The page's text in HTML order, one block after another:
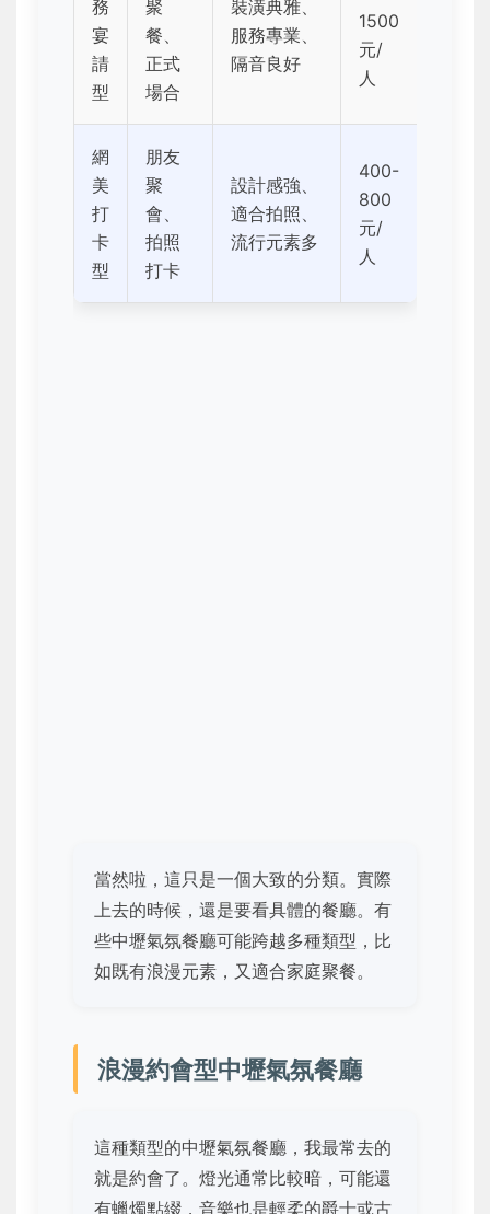
務
宴
請
型
聚
餐、
正式
場合
裝潢典雅、
服務專業、
隔音良好
1500
元/
人
網
美
打
卡
型
朋友
聚
會、
拍照
打卡
設計感強、
適合拍照、
流行元素多
400-
800
元/
人
當然啦，這只是一個大致的分類。實際
上去的時候，還是要看具體的餐廳。有
些中壢氣氛餐廳可能跨越多種類型，比
如既有浪漫元素，又適合家庭聚餐。
浪漫約會型中壢氣氛餐廳
這種類型的中壢氣氛餐廳，我最常去的
就是約會了。燈光通常比較暗，可能還
有蠟燭點綴，音樂也是輕柔的爵士或古